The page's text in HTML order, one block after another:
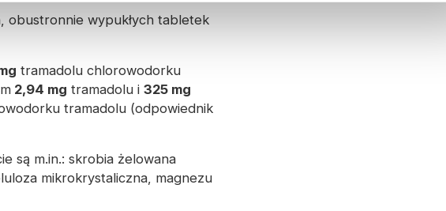
obustronnie wypukłych tabletek
tramadolu chlorowodorku
2,94 mg tramadolu i 325 mg
tramadolu (odpowiednik
są m.in.: skrobia żelowana
mikrokrystaliczna, magnezu